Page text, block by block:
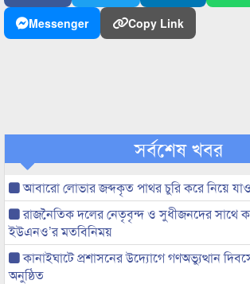
Messenger Copy Link
সর্বশেষ খবর
আবারো লোভার জব্দকৃত পাথর চুরি করে নিয়ে
রাজনৈতিক দলের নেতৃবৃন্দ ও সুধীজনদের সাথে
ইউএনও’র মতবিনিময়
কানাইঘাটে প্রশাসনের উদ্যোগে গণঅভ্যুত্থান
অনুষ্ঠিত